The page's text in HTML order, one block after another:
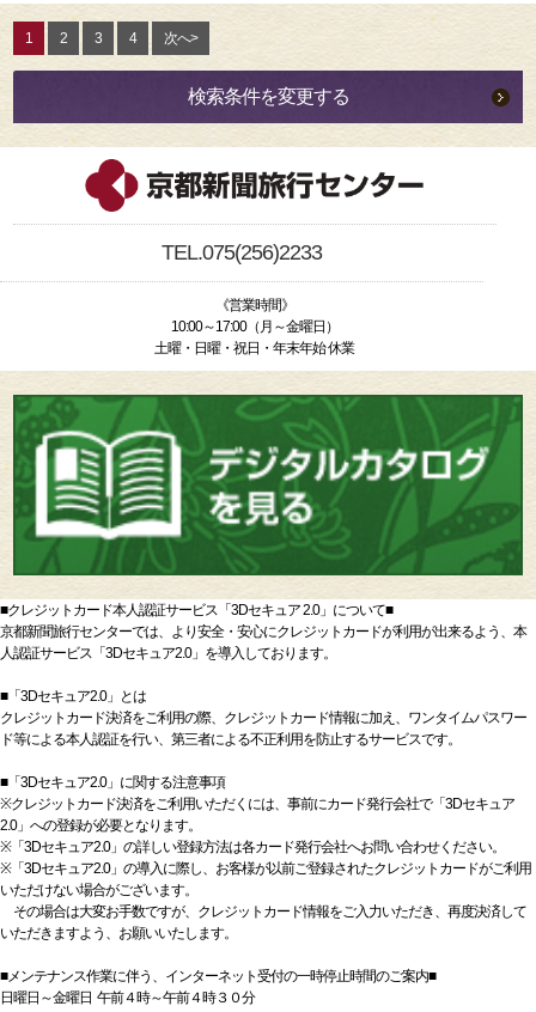
1 2 3 4 次へ>
検索条件を変更する
TEL.075(256)2233
《営業時間》
10:00～17:00（月～金曜日）
土曜・日曜・祝日・年末年始 休業
■クレジットカード本人認証サービス「3Dセキュア 2.0」について■
京都新聞旅行センターでは、より安全・安心にクレジットカードが利用が出来るよう、本
人認証サービス「3Dセキュア2.0」を導入しております。
■「3Dセキュア2.0」とは
クレジットカード決済をご利用の際、クレジットカード情報に加え、ワンタイムパスワー
ド等による本人認証を行い、第三者による不正利用を防止するサービスです。
■「3Dセキュア2.0」に関する注意事項
※クレジットカード決済をご利用いただくには、事前にカード発行会社で「3Dセキュア
2.0」への登録が必要となります。
※「3Dセキュア2.0」の詳しい登録方法は各カード発行会社へお問い合わせください。
※「3Dセキュア2.0」の導入に際し、お客様が以前ご登録されたクレジットカードがご利用
いただけない場合がございます。
その場合は大変お手数ですが、クレジットカード情報をご入力いただき、再度決済して
いただきますよう、お願いいたします。
■メンテナンス作業に伴う、インターネット受付の一時停止時間のご案内■
日曜日～金曜日 午前４時～午前４時３０分